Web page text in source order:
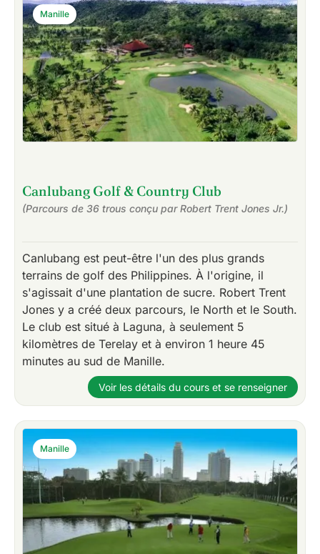
Canlubang Golf & Country Club
(Parcours de 36 trous conçu par Robert Trent Jones Jr.)
Canlubang est peut-être l'un des plus grands
terrains de golf des Philippines. À l'origine, il
s'agissait d'une plantation de sucre. Robert Trent
Jones y a créé deux parcours, le North et le South.
Le club est situé à Laguna, à seulement 5
kilomètres de Terelay et à environ 1 heure 45
minutes au sud de Manille.
Manille
Voir les détails du cours et se renseigner
Manille